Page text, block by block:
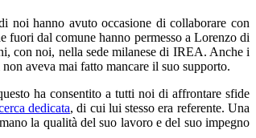
noi hanno avuto occasione di collaborare con
fuori dal comune hanno permesso a Lorenzo di
con noi, nella sede milanese di IREA. Anche i
aveva mai fatto mancare il suo supporto.
ha consentito a tutti noi di affrontare sfide
dedicata, di cui lui stesso era referente. Una
la qualità del suo lavoro e del suo impegno